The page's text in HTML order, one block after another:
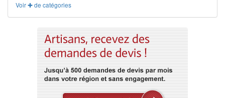
Voir ✚ de catégories